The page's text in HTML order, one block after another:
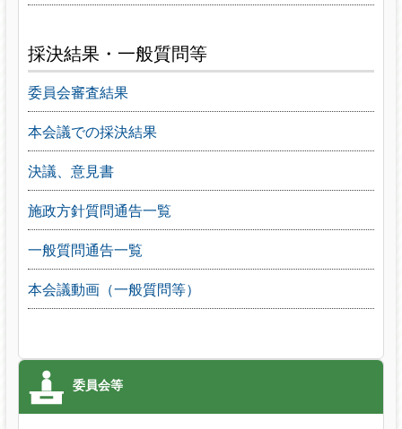
採決結果・一般質問等
委員会審査結果
本会議での採決結果
決議、意見書
施政方針質問通告一覧
一般質問通告一覧
本会議動画（一般質問等）